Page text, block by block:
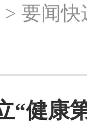
> 要闻快
“健康